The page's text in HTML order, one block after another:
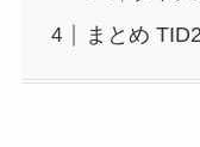
まとめ